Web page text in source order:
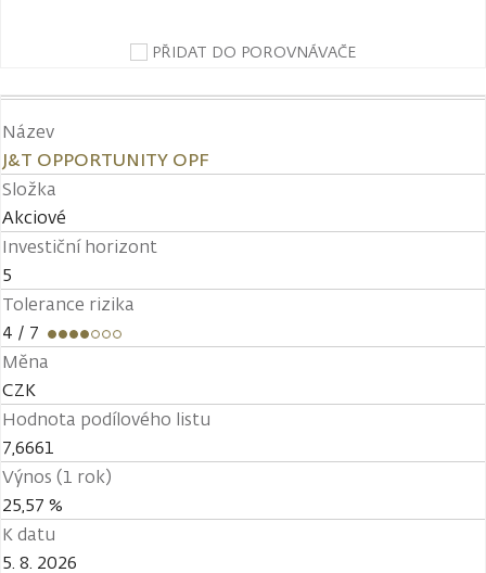
PŘIDAT DO POROVNÁVAČE
Název
J&T OPPORTUNITY OPF
Složka
Akciové
Investiční horizont
5
Tolerance rizika
4 / 7
Měna
CZK
Hodnota podílového listu
7,6661
Výnos (1 rok)
25,57 %
K datu
5. 8. 2026